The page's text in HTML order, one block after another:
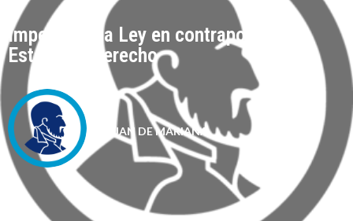
Imperio de la Ley en contraposición a
Estado de derecho
JUAN DE MARIANA